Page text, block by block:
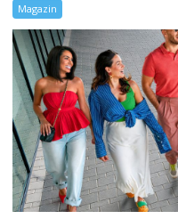
Magazin